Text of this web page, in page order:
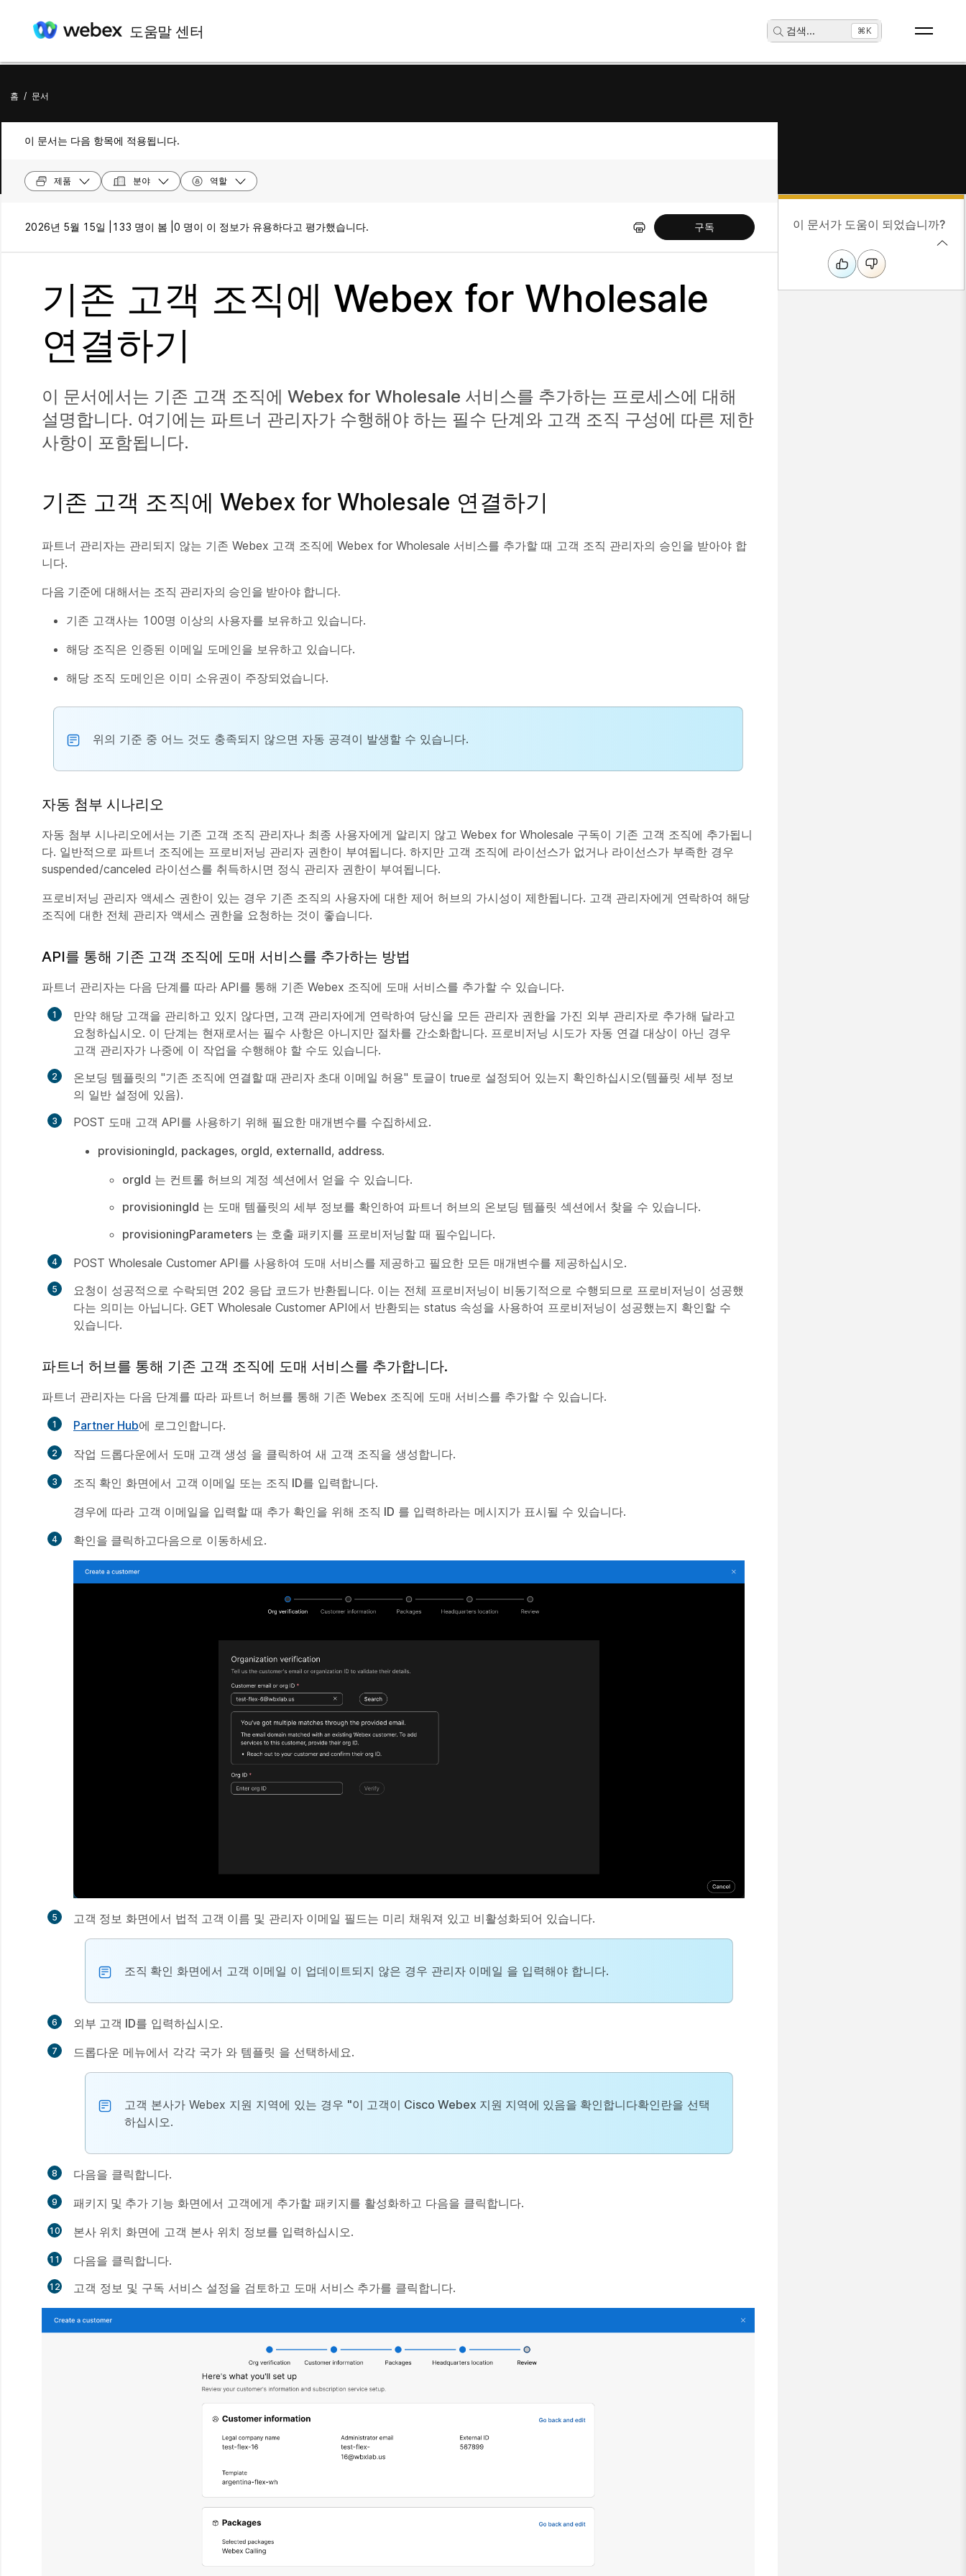
도움말 센터 검색... ⌘K
홈 / 문서
이 문서는 다음 항목에 적용됩니다.
제품 분야 역할
2026년 5월 15일 | 133 명이 봄 | 0 명이 이 정보가 유용하다고 평가했습니다. 구독
기존 고객 조직에 Webex for Wholesale
연결하기
이 문서에서는 기존 고객 조직에 Webex for Wholesale 서비스를 추가하는 프로세스에 대해
설명합니다. 여기에는 파트너 관리자가 수행해야 하는 필수 단계와 고객 조직 구성에 따른 제한
사항이 포함됩니다.
기존 고객 조직에 Webex for Wholesale 연결하기
파트너 관리자는 관리되지 않는 기존 Webex 고객 조직에 Webex for Wholesale 서비스를 추가할 때 고객 조직 관리자의 승인을 받아야 합
니다.
다음 기준에 대해서는 조직 관리자의 승인을 받아야 합니다.
기존 고객사는 100명 이상의 사용자를 보유하고 있습니다.
해당 조직은 인증된 이메일 도메인을 보유하고 있습니다.
해당 조직 도메인은 이미 소유권이 주장되었습니다.
위의 기준 중 어느 것도 충족되지 않으면 자동 공격이 발생할 수 있습니다.
자동 첨부 시나리오
자동 첨부 시나리오에서는 기존 고객 조직 관리자나 최종 사용자에게 알리지 않고 Webex for Wholesale 구독이 기존 고객 조직에 추가됩니
다. 일반적으로 파트너 조직에는 프로비저닝 관리자 권한이 부여됩니다. 하지만 고객 조직에 라이선스가 없거나 라이선스가 부족한 경우
suspended/canceled 라이선스를 취득하시면 정식 관리자 권한이 부여됩니다.
프로비저닝 관리자 액세스 권한이 있는 경우 기존 조직의 사용자에 대한 제어 허브의 가시성이 제한됩니다. 고객 관리자에게 연락하여 해당
조직에 대한 전체 관리자 액세스 권한을 요청하는 것이 좋습니다.
API를 통해 기존 고객 조직에 도매 서비스를 추가하는 방법
파트너 관리자는 다음 단계를 따라 API를 통해 기존 Webex 조직에 도매 서비스를 추가할 수 있습니다.
만약 해당 고객을 관리하고 있지 않다면, 고객 관리자에게 연락하여 당신을 모든 관리자 권한을 가진 외부 관리자로 추가해 달라고
요청하십시오. 이 단계는 현재로서는 필수 사항은 아니지만 절차를 간소화합니다. 프로비저닝 시도가 자동 연결 대상이 아닌 경우
고객 관리자가 나중에 이 작업을 수행해야 할 수도 있습니다.
온보딩 템플릿의 "기존 조직에 연결할 때 관리자 초대 이메일 허용" 토글이 true로 설정되어 있는지 확인하십시오(템플릿 세부 정보
의 일반 설정에 있음).
POST 도매 고객 API를 사용하기 위해 필요한 매개변수를 수집하세요.
provisioningId, packages, orgId, externalId, address.
orgId 는 컨트롤 허브의 계정 섹션에서 얻을 수 있습니다.
provisioningId 는 도매 템플릿의 세부 정보를 확인하여 파트너 허브의 온보딩 템플릿 섹션에서 찾을 수 있습니다.
provisioningParameters 는 호출 패키지를 프로비저닝할 때 필수입니다.
POST Wholesale Customer API를 사용하여 도매 서비스를 제공하고 필요한 모든 매개변수를 제공하십시오.
요청이 성공적으로 수락되면 202 응답 코드가 반환됩니다. 이는 전체 프로비저닝이 비동기적으로 수행되므로 프로비저닝이 성공했
다는 의미는 아닙니다. GET Wholesale Customer API에서 반환되는 status 속성을 사용하여 프로비저닝이 성공했는지 확인할 수
있습니다.
파트너 허브를 통해 기존 고객 조직에 도매 서비스를 추가합니다.
파트너 관리자는 다음 단계를 따라 파트너 허브를 통해 기존 Webex 조직에 도매 서비스를 추가할 수 있습니다.
Partner Hub에 로그인합니다.
작업 드롭다운에서 도매 고객 생성 을 클릭하여 새 고객 조직을 생성합니다.
조직 확인 화면에서 고객 이메일 또는 조직 ID를 입력합니다.
경우에 따라 고객 이메일을 입력할 때 추가 확인을 위해 조직 ID 를 입력하라는 메시지가 표시될 수 있습니다.
확인을 클릭하고다음으로 이동하세요.
고객 정보 화면에서 법적 고객 이름 및 관리자 이메일 필드는 미리 채워져 있고 비활성화되어 있습니다.
조직 확인 화면에서 고객 이메일 이 업데이트되지 않은 경우 관리자 이메일 을 입력해야 합니다.
외부 고객 ID를 입력하십시오.
드롭다운 메뉴에서 각각 국가 와 템플릿 을 선택하세요.
고객 본사가 Webex 지원 지역에 있는 경우 "이 고객이 Cisco Webex 지원 지역에 있음을 확인합니다확인란을 선택
하십시오.
다음을 클릭합니다.
패키지 및 추가 기능 화면에서 고객에게 추가할 패키지를 활성화하고 다음을 클릭합니다.
본사 위치 화면에 고객 본사 위치 정보를 입력하십시오.
다음을 클릭합니다.
고객 정보 및 구독 서비스 설정을 검토하고 도매 서비스 추가를 클릭합니다.
이 문서가 도움이 되었습니까?